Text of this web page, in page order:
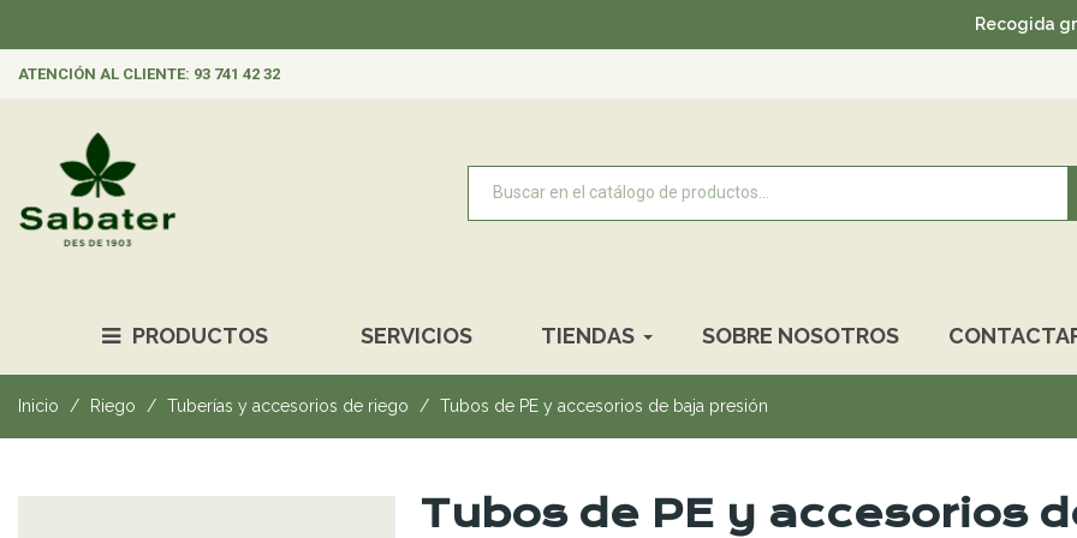
Recogida gratuita en
ATENCIÓN AL CLIENTE: 93 741 42 32
PRODUCTOS SERVICIOS TIENDAS SOBRE NOSOTROS
Inicio Riego Tuberías y accesorios de riego Tubos de PE y accesorios de baja presión
Tubos de PE y accesorios